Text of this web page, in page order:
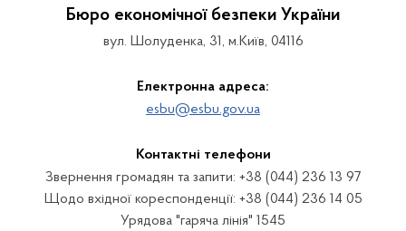
Бюро економічної безпеки України
вул. Шолуденка, 31, м.Київ, 04116
Електронна адреса:
esbu@esbu.gov.ua
Контактні телефони
Звернення громадян та запити: +38 (044) 236 13 97
Щодо вхідної кореспонденції: +38 (044) 236 14 05
Урядова "гаряча лінія" 1545